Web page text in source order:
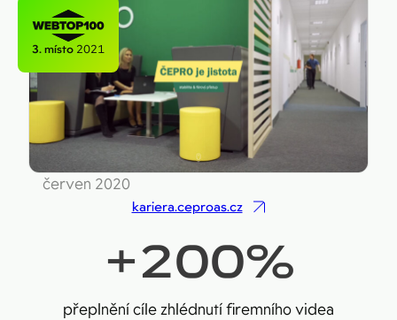
ActiveCampaign
Apollo
Leady
Merk
SimilarWeb
Pipedrive
3. místo 2021
červen 2020
kariera.ceproas.cz
+200%
přeplnění cíle zhlédnutí firemního videa